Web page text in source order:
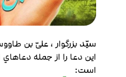
سیّد بزرگوار ، علیّ بن
این دعا را از جمله دعاهاي
است: